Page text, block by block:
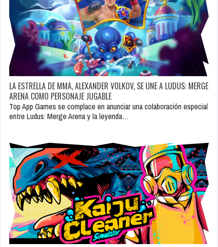
LA ESTRELLA DE MMA, ALEXANDER VOLKOV, SE UNE A LUDUS: MERGE
ARENA COMO PERSONAJE JUGABLE
Top App Games se complace en anunciar una colaboración especial
entre Ludus: Merge Arena y la leyenda…